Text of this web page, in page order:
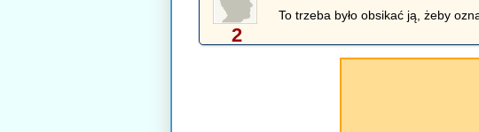
2
To trzeba było obsikać ją, żeby